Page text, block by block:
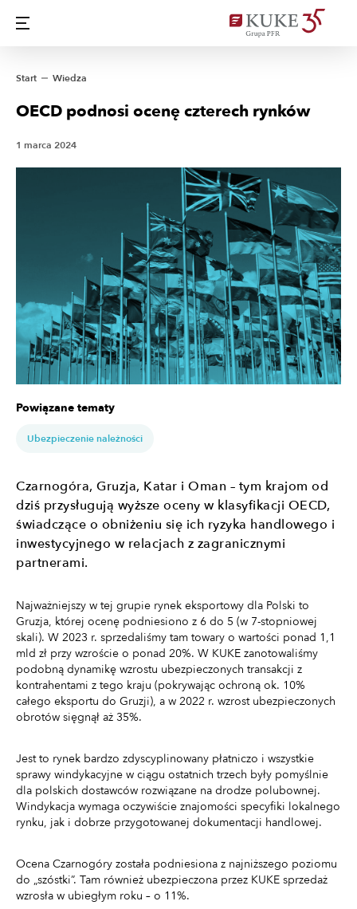
Start Wiedza
OECD podnosi ocenę czterech rynków
1 marca 2024
Czarnogóra, Gruzja, Katar i Oman – tym krajom od
dziś przysługują wyższe oceny w klasyfikacji OECD,
świadczące o obniżeniu się ich ryzyka handlowego i
inwestycyjnego w relacjach z zagranicznymi
partnerami.
Powiązane tematy
Ubezpieczenie należności
Najważniejszy w tej grupie rynek eksportowy dla Polski to
Gruzja, której ocenę podniesiono z 6 do 5 (w 7-stopniowej
skali). W 2023 r. sprzedaliśmy tam towary o wartości ponad 1,1
mld zł przy wzroście o ponad 20%. W KUKE zanotowaliśmy
podobną dynamikę wzrostu ubezpieczonych transakcji z
kontrahentami z tego kraju (pokrywając ochroną ok. 10%
całego eksportu do Gruzji), a w 2022 r. wzrost ubezpieczonych
obrotów sięgnął aż 35%.
Jest to rynek bardzo zdyscyplinowany płatniczo i wszystkie
sprawy windykacyjne w ciągu ostatnich trzech były pomyślnie
dla polskich dostawców rozwiązane na drodze polubownej.
Windykacja wymaga oczywiście znajomości specyfiki lokalnego
rynku, jak i dobrze przygotowanej dokumentacji handlowej.
Ocena Czarnogóry została podniesiona z najniższego poziomu
do „szóstki”. Tam również ubezpieczona przez KUKE sprzedaż
wzrosła w ubiegłym roku – o 11%.